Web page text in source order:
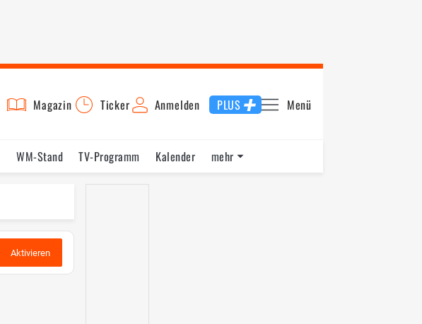
Magazin Ticker Anmelden PLUS Menü
WM-Stand TV-Programm
Kalender
mehr
Aktivieren